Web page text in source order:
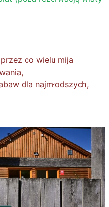
co wielu mija
dla najmłodszych,